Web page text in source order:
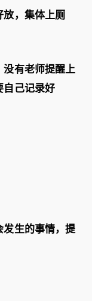
放，集体上厕
有老师提醒上
自己记录好
发生的事情，提